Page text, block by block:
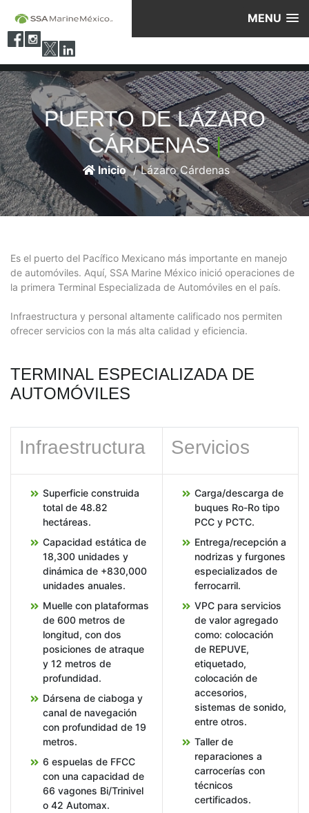
MENU
PUERTO DE LÁZARO
CÁRDENAS|
Inicio / Lázaro Cárdenas
Es el puerto del Pacífico Mexicano más importante en manejo
de automóviles. Aquí, SSA Marine México inició operaciones de
la primera Terminal Especializada de Automóviles en el país.
Infraestructura y personal altamente calificado nos permiten
ofrecer servicios con la más alta calidad y eficiencia.
TERMINAL ESPECIALIZADA DE
AUTOMÓVILES
Infraestructura Servicios
Superficie construida
total de 48.82
hectáreas.
Capacidad estática de
18,300 unidades y
dinámica de +830,000
unidades anuales.
Muelle con plataformas
de 600 metros de
longitud, con dos
posiciones de atraque
y 12 metros de
profundidad.
Dársena de ciaboga y
canal de navegación
con profundidad de 19
metros.
6 espuelas de FFCC
con una capacidad de
66 vagones Bi/Trinivel
o 42 Automax.
Carga/descarga de
buques Ro-Ro tipo
PCC y PCTC.
Entrega/recepción a
nodrizas y furgones
especializados de
ferrocarril.
VPC para servicios
de valor agregado
como: colocación
de REPUVE,
etiquetado,
colocación de
accesorios,
sistemas de sonido,
entre otros.
Taller de
reparaciones a
carrocerías con
técnicos
certificados.